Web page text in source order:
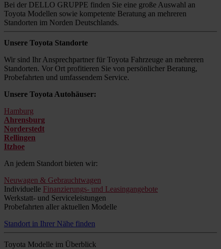
Bei der DELLO GRUPPE finden Sie eine große Auswahl an
Toyota Modellen sowie kompetente Beratung an mehreren
Standorten im Norden Deutschlands.
Unsere Toyota Standorte
Wir sind Ihr Ansprechpartner für Toyota Fahrzeuge an mehreren
Standorten. Vor Ort profitieren Sie von persönlicher Beratung,
Probefahrten und umfassendem Service.
Unsere Toyota Autohäuser:
Hamburg
Ahrensburg
Norderstedt
Rellingen
Itzhoe
An jedem Standort bieten wir:
Neuwagen & Gebrauchtwagen
Individuelle Finanzierungs- und Leasingangebote
Werkstatt- und Serviceleistungen
Probefahrten aller aktuellen Modelle
Standort in Ihrer Nähe finden
Toyota Modelle im Überblick